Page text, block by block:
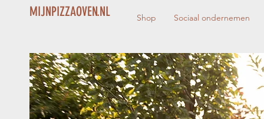
MIJNPIZZAOVEN.NL Shop Sociaal ondernemen